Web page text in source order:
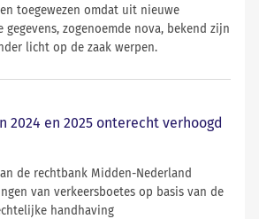
toegewezen omdat uit nieuwe
gegevens, zogenoemde nova, bekend zijn
licht op de zaak werpen.
2024 en 2025 onterecht verhoogd
de rechtbank Midden-Nederland
van verkeersboetes op basis van de
handhaving